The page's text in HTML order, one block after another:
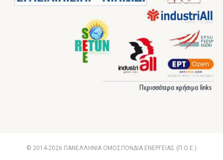
© 2014-2026 ΠΑΝΕΛΛΗΝΙΑ ΟΜΟΣΠΟΝΔΙΑ ΕΝΕΡΓΕΙΑΣ (Π.Ο.Ε.)